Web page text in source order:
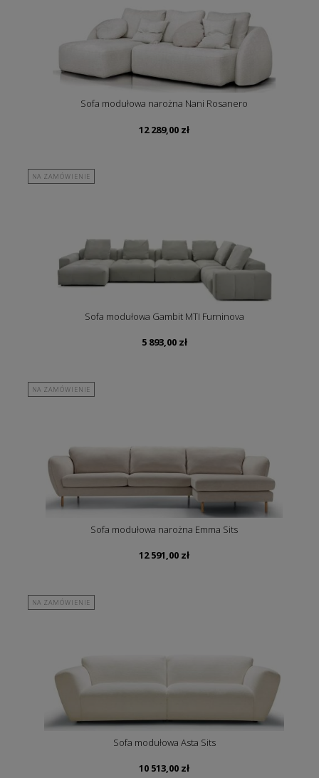
Sofa modułowa narożna Nani Rosanero
12 289,00 zł
NA ZAMÓWIENIE
Sofa modułowa Gambit MTI Furninova
5 893,00 zł
NA ZAMÓWIENIE
Sofa modułowa narożna Emma Sits
12 591,00 zł
NA ZAMÓWIENIE
Sofa modułowa Asta Sits
10 513,00 zł